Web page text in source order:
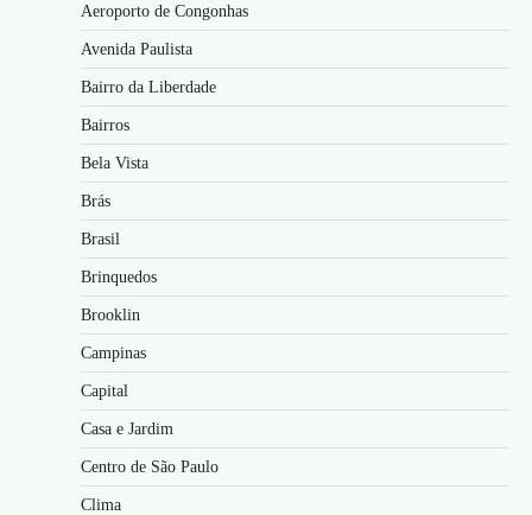
Aeroporto de Congonhas
Avenida Paulista
Bairro da Liberdade
Bairros
Bela Vista
Brás
Brasil
Brinquedos
Brooklin
Campinas
Capital
Casa e Jardim
Centro de São Paulo
Clima